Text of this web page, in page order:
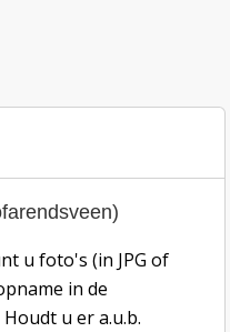
u foto's (in JPG of
in de
u er a.u.b.